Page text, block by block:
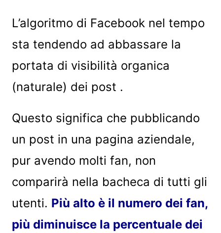
L’algoritmo di Facebook nel tempo
sta tendendo ad abbassare la
portata di visibilità organica
(naturale) dei post .
Questo significa che pubblicando
un post in una pagina aziendale,
pur avendo molti fan, non
comparirà nella bacheca di tutti gli
utenti. Più alto è il numero dei fan,
più diminuisce la percentuale dei